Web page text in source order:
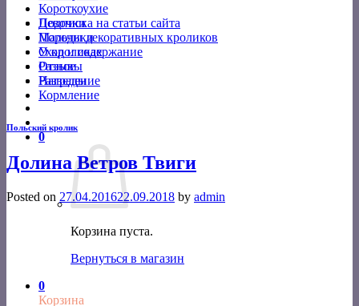
Короткоухие
Девочки
Мальчики
О кроликах
Отзывы
Награды
0
Корзина пуста.
Вернуться в магазин
0
Корзина
Подписка на статьи сайта
Породы декоративных кроликов
Уход и содержание
Разное
Разведение
Кормление
Польский кролик
Долина Ветров Твиги
Posted on 27.04.201622.09.2018 by admin